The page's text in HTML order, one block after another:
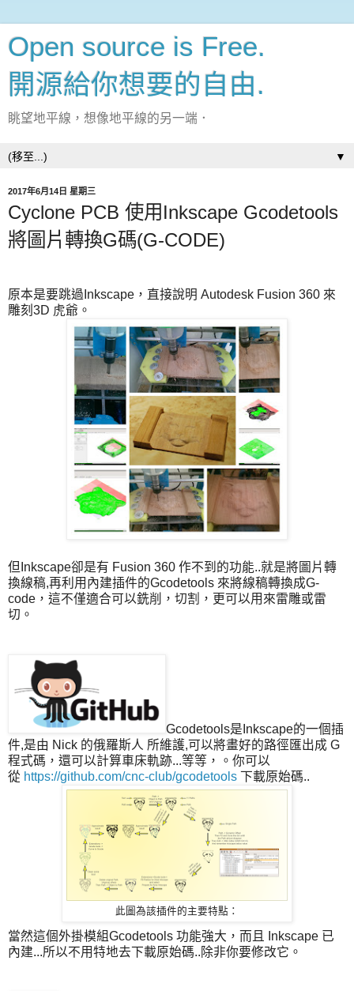
Open source is Free.
開源給你想要的自由.
眺望地平線，想像地平線的另一端．
▼
2017年6月14日 星期三
Cyclone PCB 使用Inkscape Gcodetools
將圖片轉換G碼(G-CODE)
原本是要跳過Inkscape，直接說明 Autodesk Fusion 360 來
雕刻3D 虎爺。
但Inkscape卻是有 Fusion 360 作不到的功能..就是將圖片轉
換線稿,再利用內建插件的Gcodetools 來將線稿轉換成G-
code，這不僅適合可以銑削，切割，更可以用來雷雕或雷
切。
Gcodetools是Inkscape的一個插
件,是由 Nick 的俄羅斯人 所維護,可以將畫好的路徑匯出成 G
程式碼，還可以計算車床軌跡...等等，。你可以
從 https://github.com/cnc-club/gcodetools 下載原始碼..
此圖為該插件的主要特點：
當然這個外掛模組Gcodetools 功能強大，而且 Inkscape 已
內建...所以不用特地去下載原始碼..除非你要修改它。